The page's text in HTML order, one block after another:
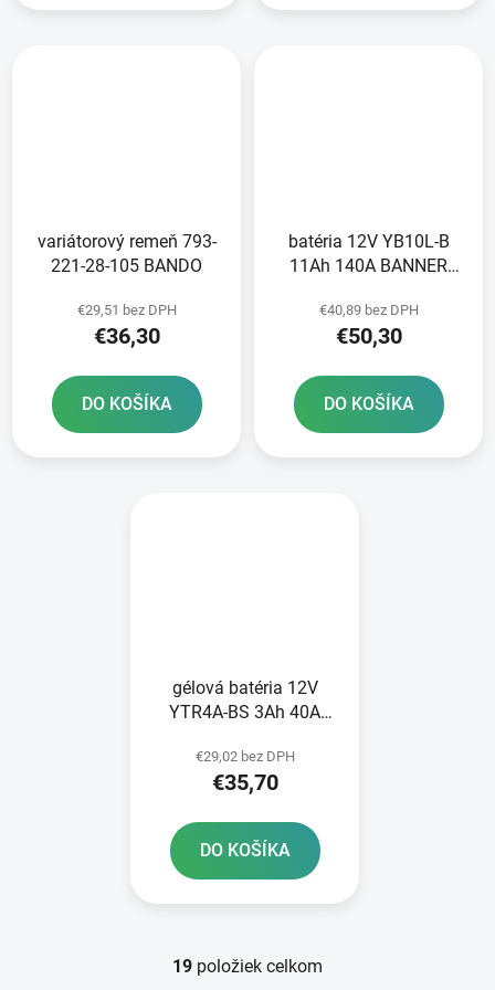
variátorový remeň 793-
221-28-105 BANDO
€29,51 bez DPH
€36,30
DO KOŠÍKA
batéria 12V YB10L-B
11Ah 140A BANNER
€40,89 bez DPH
€50,30
DO KOŠÍKA
gélová batéria 12V
YTR4A-BS 3Ah 40A
112x48x85
€29,02 bez DPH
€35,70
DO KOŠÍKA
O
19 položiek celkom